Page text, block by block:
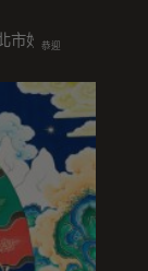
慧/妙行/妙善/信中幼
恭迎